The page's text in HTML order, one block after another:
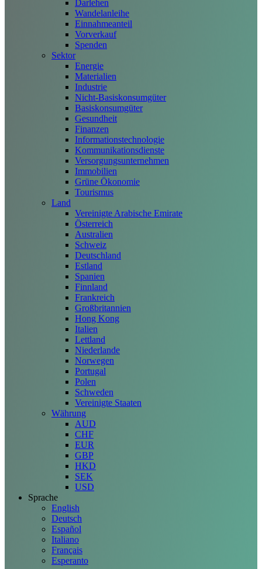
Darlehen
Wandelanleihe
Einnahmeanteil
Vorverkauf
Spenden
Sektor
Energie
Materialien
Industrie
Nicht-Basiskonsumgüter
Basiskonsumgüter
Gesundheit
Finanzen
Informationstechnologie
Kommunikationsdienste
Versorgungsunternehmen
Immobilien
Grüne Ökonomie
Tourismus
Land
Vereinigte Arabische Emirate
Österreich
Australien
Schweiz
Deutschland
Estland
Spanien
Finnland
Frankreich
Großbritannien
Hong Kong
Italien
Lettland
Niederlande
Norwegen
Portugal
Polen
Schweden
Vereinigte Staaten
Währung
AUD
CHF
EUR
GBP
HKD
SEK
USD
Sprache
English
Deutsch
Español
Italiano
Français
Esperanto